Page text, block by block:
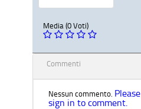
Media (0 Voti)
Commenti
Nessun commento. Please
sign in to comment.